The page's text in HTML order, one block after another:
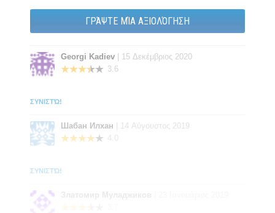
Ως ένα συμπλήρωμα διατροφής,σας συνιστούμε να
καταναλώσετε πέντε γραμμάρια το πρωί και αμέσως μετά
την προπόνηση διαλυμένα σε 300ml χυμό.
ΓΡΆΨΤΕ ΜΊΑ ΑΞΙΟΛΌΓΗΣΗ
Georgi Kadiev
| 15 Δεκέμβριος 2020
3.6
ΣΥΝΙΣΤΏ!
Шабан Илхан
| 14 Αύγουστος 2019
4.0
ΣΥΝΙΣΤΏ!